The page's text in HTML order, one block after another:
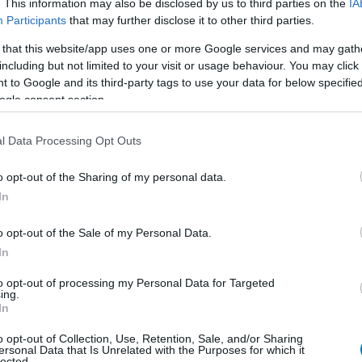
This information may also be disclosed by us to third parties on the
Participants that may further disclose it to other third parties.
that this website/app uses one or more Google services and may
but not limited to your visit or usage behaviour. You may
to Google and its third-party tags to use your data for below
consent section.
Data Processing Opt Outs
opt-out of the Sharing of my personal data.
opt-out of the Sale of my Personal Data.
opt-out of processing my Personal Data for Targeted
opt-out of Collection, Use, Retention, Sale, and/or Sharing
Data that Is Unrelated with the Purposes for which it
eseményekre, beleértve az Ahsoka sorozatot és
is szolgált volna az Ahsoka második
volna, ám pár napja bejelentették, hogy jövő év
filmmé változott a projekt, a forgatókönyv nagy
sem, hogy mennyire fontos ez a film az Ahsoka 2.
Gulyás Gergelyt és azt mondta:
befolyásolta az Ahsoka 2. évadát, erről Dave
a filmben is szorosan közreműködött. Ő az egyik
vett, főleg a bábmunkában. De a negyedik évad,
a korábbi eseményekre."
a tudatban tudsz dolgozni, hogy lesz játékidőd
kicsit más. Azt is elmondta, fontos volt
a célja, hogy új fanokat vonzzon be. Ezt pedig csak
mesélsz el, még akkor is, ha az egy nagyobb